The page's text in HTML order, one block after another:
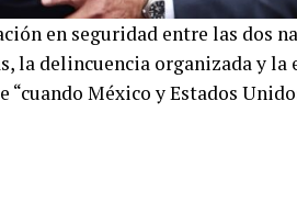
en seguridad entre las dos
la delincuencia organizada y
México y Estados